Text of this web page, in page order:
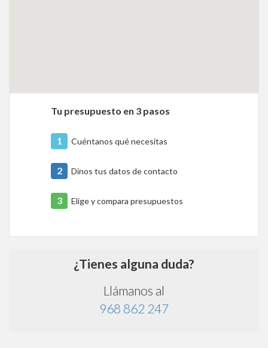
Tu presupuesto en 3 pasos
1 Cuéntanos qué necesitas
2 Dinos tus datos de contacto
3 Elige y compara presupuestos
¿Tienes alguna duda?
Llámanos al
968 862 247